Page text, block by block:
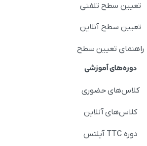
تعیین سطح تلفنی
تعیین سطح آنلاین
راهنمای تعیین سطح
دوره‌های آموزشی
کلاس‌های حضوری
کلاس‌های آنلاین
دوره TTC آیلتس